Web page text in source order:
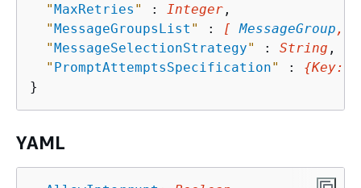
"MaxRetries " : Integer ,
"MessageGroupsList " : [ MessageGroup ,
"MessageSelectionStrategy" : String ,
" PromptAttemptsSpecification" : {Key:
YAML